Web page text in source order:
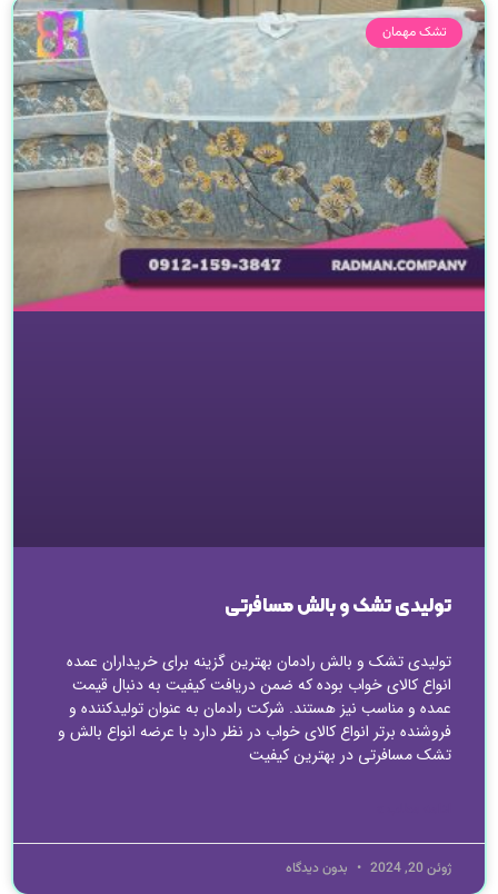
تشک مهمان
تولیدی تشک و بالش مسافرتی
تولیدی تشک و بالش رادمان بهترین گزینه برای خریداران عمده
انواع کالای خواب بوده که ضمن دریافت کیفیت به دنبال قیمت
عمده و مناسب نیز هستند. شرکت رادمان به عنوان تولیدکننده و
فروشنده برتر انواع کالای خواب در نظر دارد با عرضه انواع بالش و
تشک مسافرتی در بهترین کیفیت
ژوئن 20, 2024 بدون دیدگاه